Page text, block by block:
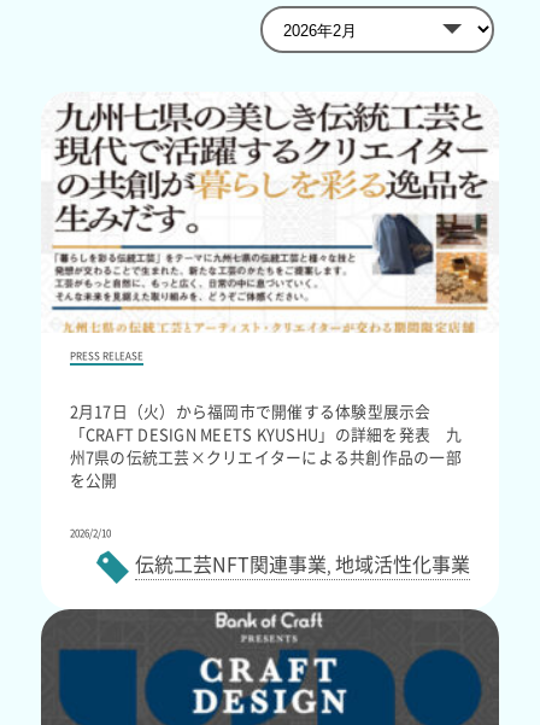
PRESS RELEASE
2月17日（火）から福岡市で開催する体験型展示会
「CRAFT DESIGN MEETS KYUSHU」の詳細を発表 九
州7県の伝統工芸×クリエイターによる共創作品の一部
を公開
2026/2/10
伝統工芸NFT関連事業 ,地域活性化事業